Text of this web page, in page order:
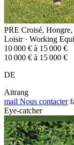
PRE Croisé,
Loisir · Working
10 000 € à 15 000 €
10 000 € à 15 000 €
DE
Aitrang
mail Nous contacter
Eye-catcher